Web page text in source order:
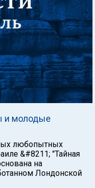
и молодые
любопытных
&#8211; "Тайная
на
Лондонской